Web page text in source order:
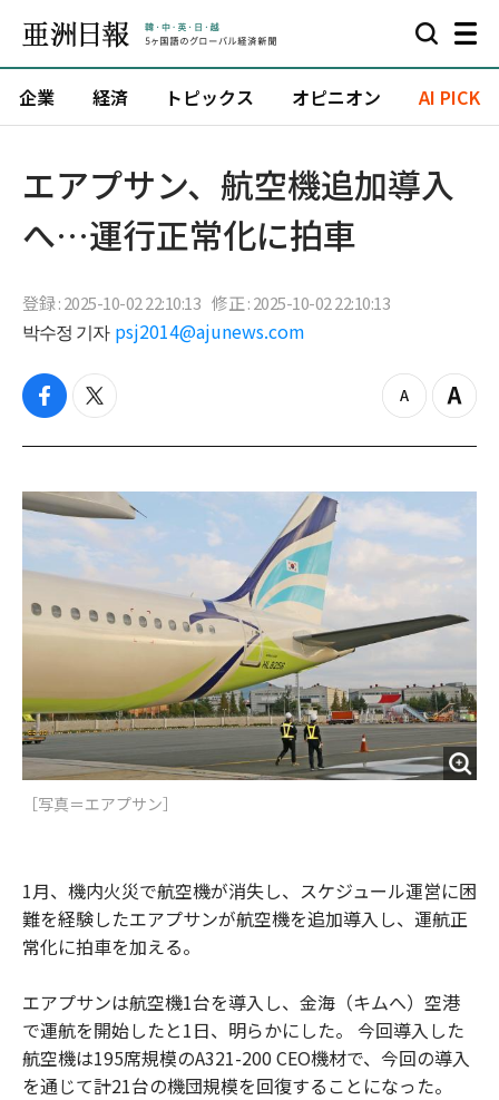
企業 経済 トピックス オピニオン AI PICK
エアプサン、航空機追加導入
へ…運行正常化に拍車
登録 : 2025-10-02 22:10:13 修正 : 2025-10-02 22:10:13
박수정 기자 psj2014@ajunews.com
f
c
b
o
t
i
t
e
z
o
o
u
t
Z
o
i
［写真＝エアプサン］
1月、機内火災で航空機が消失し、スケジュール運営に困
難を経験したエアプサンが航空機を追加導入し、運航正
常化に拍車を加える。
エアプサンは航空機1台を導入し、金海（キムへ）空港
で運航を開始したと1日、明らかにした。 今回導入した
航空機は195席規模のA321-200 CEO機材で、今回の導入
を通じて計21台の機団規模を回復することになった。